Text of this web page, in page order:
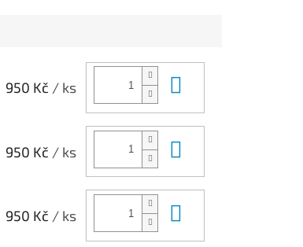
950 Kč / ks
950 Kč / ks
950 Kč / ks